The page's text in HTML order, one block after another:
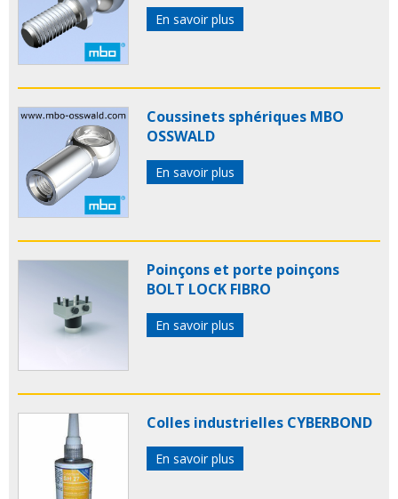
En savoir plus
Coussinets sphériques MBO
OSSWALD
En savoir plus
Poinçons et porte poinçons
BOLT LOCK FIBRO
En savoir plus
Colles industrielles CYBERBOND
En savoir plus